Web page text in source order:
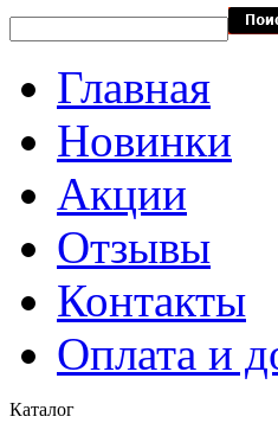
Главная
Новинки
Акции
Отзывы
Контакты
Оплата и
Каталог